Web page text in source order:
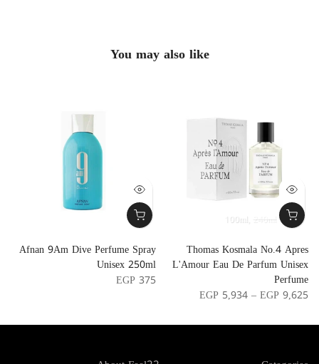
You may also like
Afnan 9Am Dive Perfume Spray
Unisex 250ml
EGP 375
100ml 240ml
Thomas Kosmala No.4 Apres
L'Amour Eau De Parfum Unisex
Perfume
EGP 5,934 – EGP 9,625